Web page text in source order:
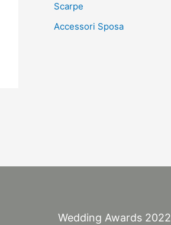
Scarpe
Accessori Sposa
Wedding Awards 2022